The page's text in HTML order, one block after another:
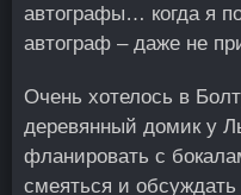
автографы… когда я
автограф – даже не
Очень хотелось в
деревянный домик у
фланировать с
смеяться и обсуждать